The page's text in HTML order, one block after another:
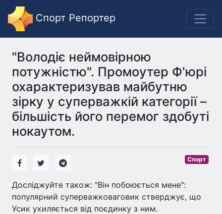
Спорт Репортер
"Володіє неймовірною
потужністю". Промоутер Ф'юрі
охарактеризував майбутню
зірку у суперважкій категорії –
більшість його перемог здобуті
нокаутом.
Спорт
Досліджуйте також: "Він побоюється мене":
популярний суперважковаговик стверджує, що
Усик ухиляється від поєдинку з ним.